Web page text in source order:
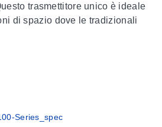
trasmettitore unico è ideale
di spazio dove le tradizionali
troppo grandi per essere
il trasmettitore
Series_spec